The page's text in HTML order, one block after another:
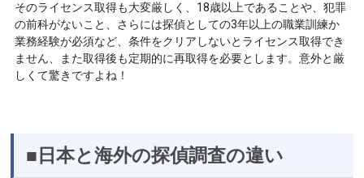
そのライセンス取得も大変厳しく、18歳以上であることや、犯罪
の前科がないこと、さらには探偵としての3年以上の職業訓練か
業務経験が必須など、条件をクリアしないとライセンス取得でき
ません、また取得後も定期的に再取得を必要とします。意外と厳
しくて驚きですよね！
■日本と海外の探偵調査の違い